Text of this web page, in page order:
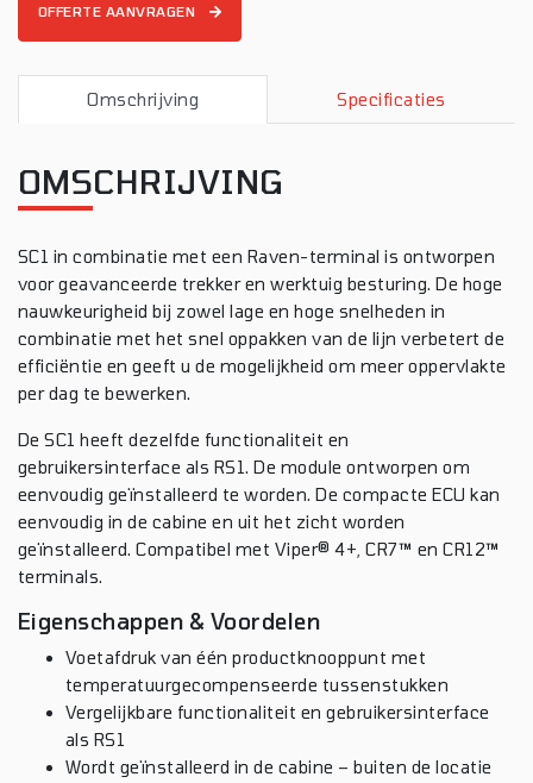
OFFERTE AANVRAGEN
Omschrijving Specificaties
OMSCHRIJVING
SC1 in combinatie met een Raven-terminal is ontworpen
voor geavanceerde trekker en werktuig besturing. De hoge
nauwkeurigheid bij zowel lage en hoge snelheden in
combinatie met het snel oppakken van de lijn verbetert de
efficiëntie en geeft u de mogelijkheid om meer oppervlakte
per dag te bewerken.
De SC1 heeft dezelfde functionaliteit en
gebruikersinterface als RS1. De module ontworpen om
eenvoudig geïnstalleerd te worden. De compacte ECU kan
eenvoudig in de cabine en uit het zicht worden
geïnstalleerd. Compatibel met Viper® 4+, CR7™ en CR12™
terminals.
Eigenschappen & Voordelen
Voetafdruk van één productknooppunt met
temperatuurgecompenseerde tussenstukken
Vergelijkbare functionaliteit en gebruikersinterface
als RS1
Wordt geïnstalleerd in de cabine – buiten de locatie